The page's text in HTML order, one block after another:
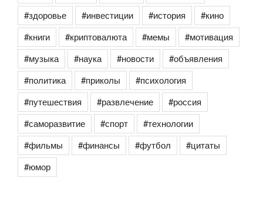
#здоровье
#инвестиции #история
#кино
#книги
#криптовалюта #мемы
#мотивация
#музыка
#наука #новости
#объявления
#политика
#приколы
#психология
#путешествия
#развлечение
#россия
#саморазвитие
#спорт
#технологии
#фильмы
#финансы #футбол
#цитаты
#юмор